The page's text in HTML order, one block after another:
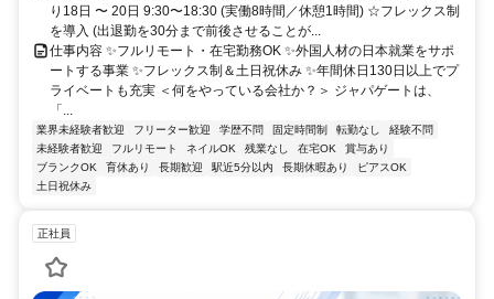
り18日 〜 20日 9:30〜18:30 (実働8時間／休憩1時間) ☆フレックス制
を導入 (出退勤を30分まで前後させることが...
仕事内容 ✨フルリモート・在宅勤務OK ✨外国人材の日本就業をサポ
ートする事業 ✨フレックス制＆土日祝休み ✨年間休日130日以上でプ
ライベートも充実 ＜何をやっている会社か？＞ ジャパゲートは、
「...
業界未経験者歓迎 フリーター歓迎 学歴不問 固定時間制 転勤なし
経験不問
未経験者歓迎
フルリモート ネイルOK 残業なし 在宅OK
賞与あり
ブランクOK
育休あり 長期歓迎 駅近5分以内 長期休暇あり
ピアスOK
土日祝休み
正社員